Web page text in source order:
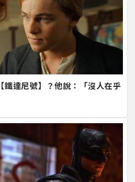
鐵達尼號】？他說：「沒人在乎